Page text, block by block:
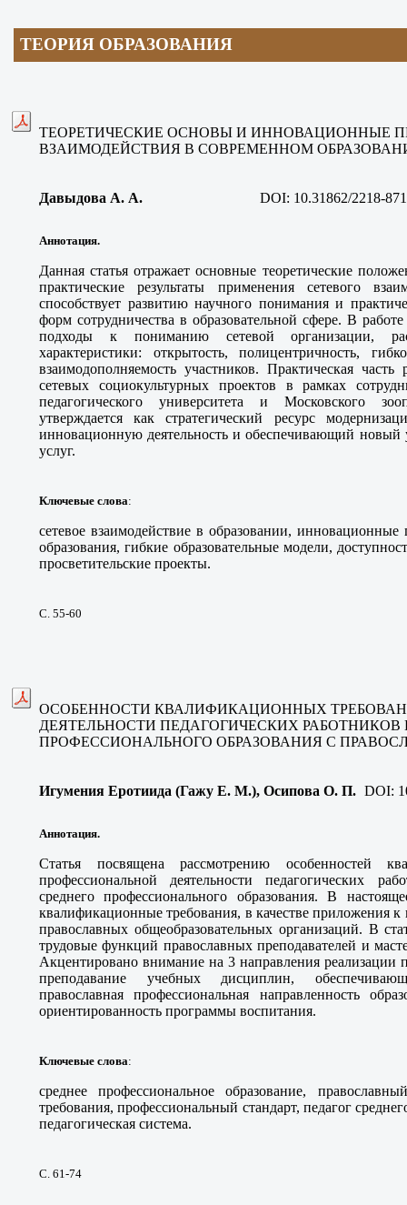
ТЕОРИЯ ОБРАЗОВАНИЯ
ТЕОРЕТИЧЕСКИЕ ОСНОВЫ И ИННОВАЦИОННЫЕ
ВЗАИМОДЕЙСТВИЯ В СОВРЕМЕННОМ
Давыдова А. А. DOI: 10.31862/2218-
Аннотация.
Данная статья отражает основные теоретические
практические результаты применения сетевого
способствует развитию научного понимания и
форм сотрудничества в образовательной сфере. В
подходы к пониманию сетевой организации,
характеристики: открытость, полицентричность,
взаимодополняемость участников. Практическая
сетевых социокультурных проектов в рамках
педагогического университета и Московского
утверждается как стратегический ресурс
инновационную деятельность и обеспечивающий новый
услуг.
Ключевые слова:
сетевое взаимодействие в образовании, инновационные
образования, гибкие образовательные модели,
просветительские проекты.
С. 55-60
ОСОБЕННОСТИ КВАЛИФИКАЦИОННЫХ
ДЕЯТЕЛЬНОСТИ ПЕДАГОГИЧЕСКИХ РАБОТНИКОВ
ПРОФЕССИОНАЛЬНОГО ОБРАЗОВАНИЯ С
Игумения Еротиида (Гажу Е. М.), Осипова О. П. DOI:
Аннотация.
Статья посвящена рассмотрению особенностей
профессиональной деятельности педагогических
среднего профессионального образования. В
квалификационные требования, в качестве приложения к
православных общеобразовательных организаций. В
трудовые функций православных преподавателей и
Акцентировано внимание на 3 направления
преподавание учебных дисциплин,
православная профессиональная направленность
ориентированность программы воспитания.
Ключевые слова:
среднее профессиональное образование,
требования, профессиональный стандарт, педагог
педагогическая система.
С. 61-74